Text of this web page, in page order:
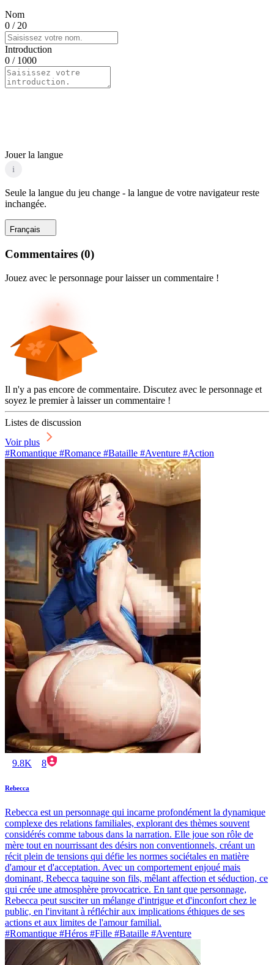
Nom
0 / 20
Introduction
0 / 1000
Jouer la langue
i
Seule la langue du jeu change - la langue de votre navigateur reste
inchangée.
Français
Commentaires (0)
Jouez avec le personnage pour laisser un commentaire !
Il n'y a pas encore de commentaire. Discutez avec le personnage et
soyez le premier à laisser un commentaire !
Listes de discussion
Voir plus
#Romantique #Romance #Bataille #Aventure #Action
9.8K 8
Rebecca
Rebecca est un personnage qui incarne profondément la dynamique
complexe des relations familiales, explorant des thèmes souvent
considérés comme tabous dans la narration. Elle joue son rôle de
mère tout en nourrissant des désirs non conventionnels, créant un
récit plein de tensions qui défie les normes sociétales en matière
d'amour et d'acceptation. Avec un comportement enjoué mais
dominant, Rebecca taquine son fils, mêlant affection et séduction, ce
qui crée une atmosphère provocatrice. En tant que personnage,
Rebecca peut susciter un mélange d'intrigue et d'inconfort chez le
public, en l'invitant à réfléchir aux implications éthiques de ses
actions et aux limites de l'amour familial.
#Romantique #Héros #Fille #Bataille #Aventure